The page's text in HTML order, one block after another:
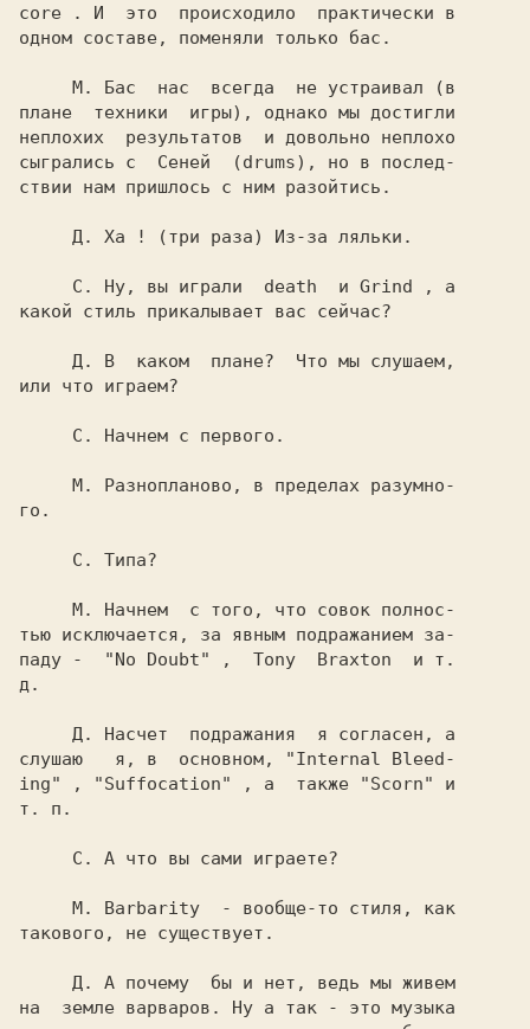
core
. И  это  происходило  практически в
одном составе, поменяли только бас.
М. Бас  нас  всегда  не устраивал (в
плане  техники  игры), однако мы достигли
неплохих  результатов  и довольно неплохо
сыгрались с Сеней
(drums), но в послед-
ствии нам пришлось с ним разойтись.
     Д.
Ха ! (три раза) Из-за ляльки.
С. Ну, вы играли death и Grind
, а
какой стиль прикалывает вас сейчас?
     Д.
В  каком  плане?  Что мы слушаем,
или что играем?
     С.
Начнем с первого.
     М.
Разнопланово, в пределах разумно-
го.
     С.
Типа?
     М.
Начнем  с того, что совок полнос-
тью исключается, за явным подражанием за-
паду -
"No Doubt" , Tony  Braxton и т.
д.
     Д.
Насчет  подражания  я согласен, а
слушаю   я, в  основном,
"Internal Bleed-
ing"
, "Suffocation" , а  также "Scorn" и
т. п.
     С.
А что вы сами играете?
    М.
Barbarity
- вообще-то стиля, как
такового, не существует.
     Д.
А почему  бы и нет, ведь мы живем
на  земле варваров. Ну а так - это музыка